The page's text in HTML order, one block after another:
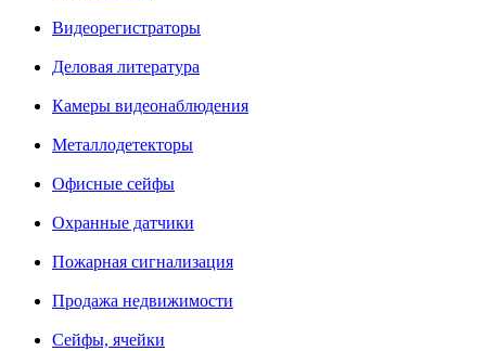
Видеорегистраторы
Деловая литература
Камеры видеонаблюдения
Металлодетекторы
Офисные сейфы
Охранные датчики
Пожарная сигнализация
Продажа недвижимости
Сейфы, ячейки